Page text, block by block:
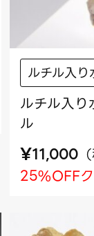
ルチル入り
ルチル入
ル
¥11,000 （
25%OFF